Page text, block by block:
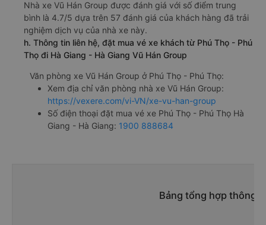
Nhà xe Vũ Hán Group được đánh giá với số điểm trung
bình là 4.7/5 dựa trên 57 đánh giá của khách hàng đã trải
nghiệm dịch vụ của nhà xe này.
h. Thông tin liên hệ, đặt mua vé xe khách từ Phú Thọ - Phú
Thọ đi Hà Giang - Hà Giang Vũ Hán Group
Văn phòng xe Vũ Hán Group ở Phú Thọ - Phú Thọ:
Xem địa chỉ văn phòng nhà xe Vũ Hán Group:
https://vexere.com/vi-VN/xe-vu-han-group
Số điện thoại đặt mua vé xe Phú Thọ - Phú Thọ Hà
Giang - Hà Giang: 1900 888684
Bảng tổng hợp thông